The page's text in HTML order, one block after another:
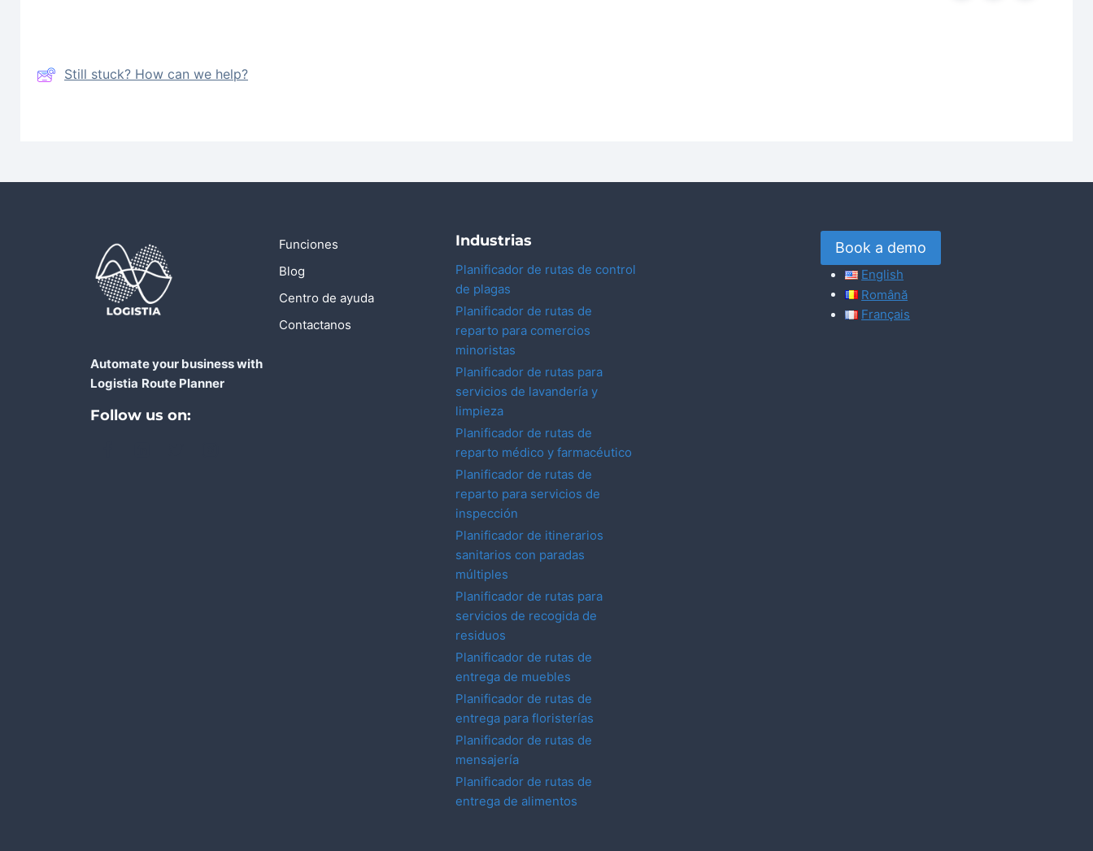
Still stuck? How can we help?
Automate your business with
Logistia Route Planner
Follow us on:
Funciones
Blog
Centro de ayuda
Contactanos
Industrias
Planificador de rutas de control
de plagas
Planificador de rutas de
reparto para comercios
minoristas
Planificador de rutas para
servicios de lavandería y
limpieza
Planificador de rutas de
reparto médico y farmacéutico
Planificador de rutas de
reparto para servicios de
inspección
Planificador de itinerarios
sanitarios con paradas
múltiples
Planificador de rutas para
servicios de recogida de
residuos
Planificador de rutas de
entrega de muebles
Planificador de rutas de
entrega para floristerías
Planificador de rutas de
mensajería
Planificador de rutas de
entrega de alimentos
Book a demo
English
Română
Français